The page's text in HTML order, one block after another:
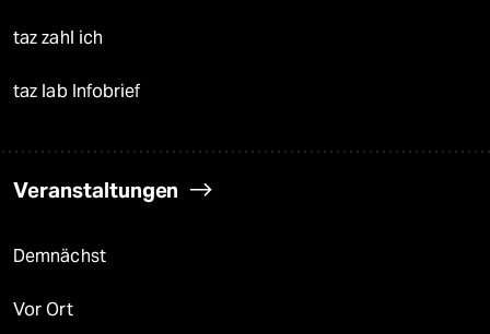
taz zahl ich
taz lab Infobrief
Veranstaltungen
Demnächst
Vor Ort